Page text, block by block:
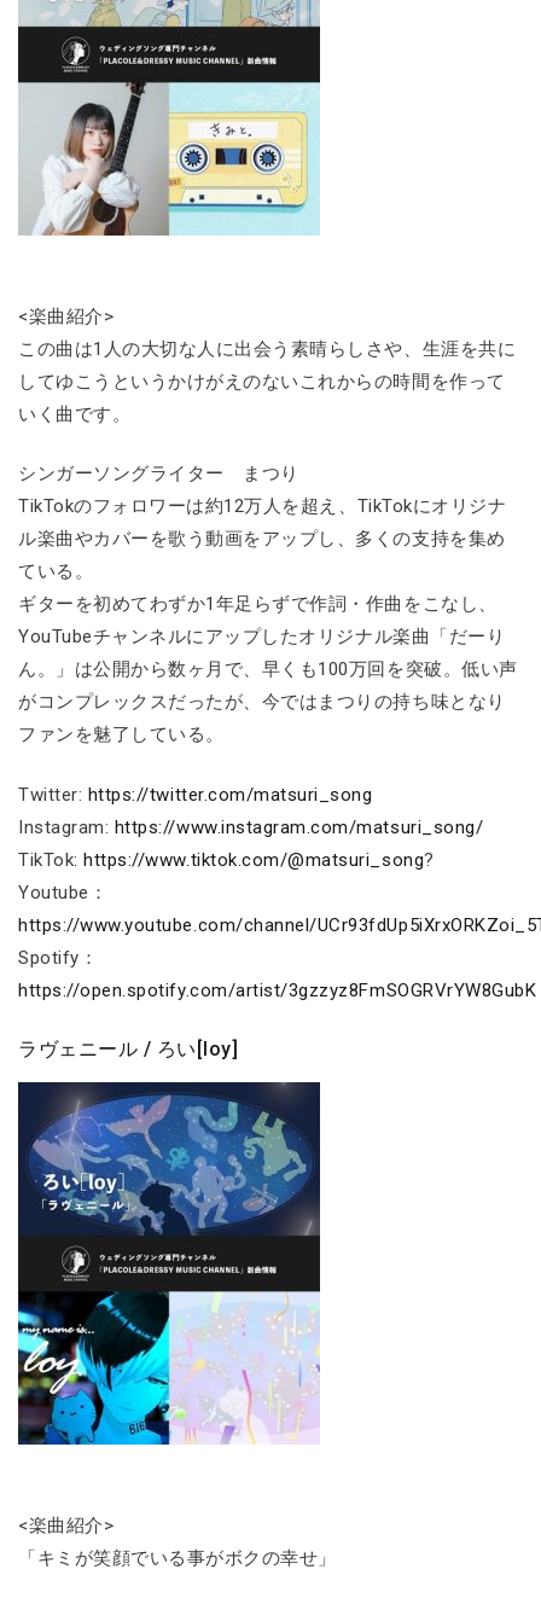
<楽曲紹介>
この曲は1人の大切な人に出会う素晴らしさや、生涯を共に
してゆこうというかけがえのないこれからの時間を作って
いく曲です。
シンガーソングライター まつり
TikTokのフォロワーは約12万人を超え、TikTokにオリジナ
ル楽曲やカバーを歌う動画をアップし、多くの支持を集め
ている。
ギターを初めてわずか1年足らずで作詞・作曲をこなし、
YouTubeチャンネルにアップしたオリジナル楽曲「だーり
ん。」は公開から数ヶ月で、早くも100万回を突破。低い声
がコンプレックスだったが、今ではまつりの持ち味となり
ファンを魅了している。
Twitter: https://twitter.com/matsuri_song
Instagram: https://www.instagram.com/matsuri_song/
TikTok:https://www.tiktok.com/@matsuri_song?
Youtube：
https://www.youtube.com/channel/
Spotify：
https://open.spotify.com/artist/3gzzyz8FmSOGRVrYW8GubK
ラヴェニール / ろい[loy]
<楽曲紹介>
「キミが笑顔でいる事がボクの幸せ」